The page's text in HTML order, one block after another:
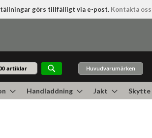
görs tillfälligt via e-post. Kontakta
Sök
Huvudvarumärken
Handladdning Jakt Skytte